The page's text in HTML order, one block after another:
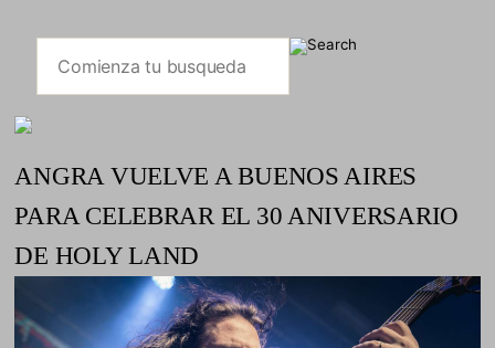
ANGRA VUELVE A BUENOS AIRES
PARA CELEBRAR EL 30 ANIVERSARIO
DE HOLY LAND